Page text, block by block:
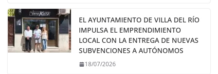
EL AYUNTAMIENTO DE VILLA DEL RÍO
IMPULSA EL EMPRENDIMIENTO
LOCAL CON LA ENTREGA DE NUEVAS
SUBVENCIONES A AUTÓNOMOS
18/07/2026